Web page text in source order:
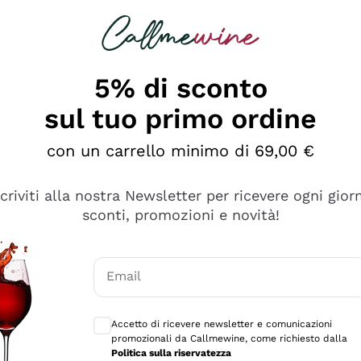
è male ma secondo me ci sono alternative che
5% di sconto
sul tuo primo ordine
con un carrello minimo di 69,00 €
alla nostra Newsletter per ricevere ogni
sconti, promozioni e novità!
Email
Accetto di ricevere newsletter e comunicazioni
promozionali da Callmewine, come richiesto dalla
Politica sulla riservatezza